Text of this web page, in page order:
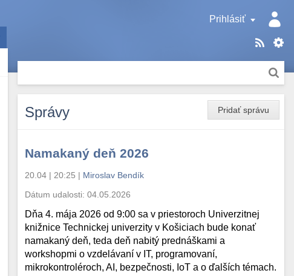
Prihlásiť
Pridať správu
Správy
Namakaný deň 2026
20.04 | 20:25 | Miroslav Bendík
Dátum udalosti:04.05.2026
Dňa 4. mája 2026 od 9:00 sa v priestoroch Univerzitnej
knižnice Technickej univerzity v Košiciach bude konať
namakaný deň, teda deň nabitý prednáškami a
workshopmi o vzdelávaní v IT, programovaní,
mikrokontroléroch, AI, bezpečnosti, IoT a o ďalších témach.